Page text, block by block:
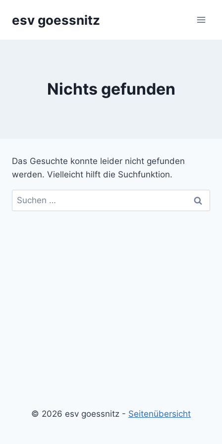
Inhaltesv goessnitz
Nichts gefunden
Das Gesuchte konnte leider nicht gefunden
werden. Vielleicht hilft die Suchfunktion.
Suchen
nach:
© 2026 esv goessnitz - Seitenübersicht